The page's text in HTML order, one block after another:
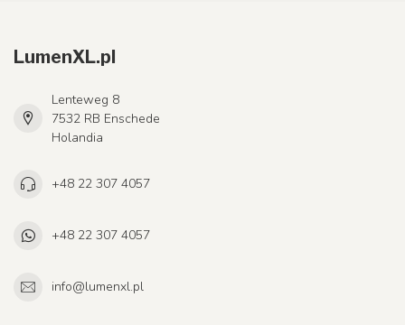
LumenXL.pl
Lenteweg 8
7532 RB Enschede
Holandia
+48 22 307 4057
+48 22 307 4057
info@lumenxl.pl